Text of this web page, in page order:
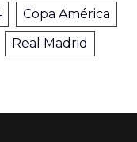
Copa América
Real Madrid